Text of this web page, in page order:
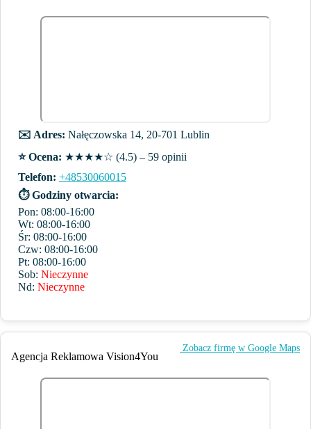
✉️ Adres: Nałęczowska 14, 20-701 Lublin
⭐️ Ocena: ★★★★☆ (4.5) – 59 opinii
Telefon: +48530060015
⏱ Godziny otwarcia:
Pon: 08:00-16:00
Wt: 08:00-16:00
Śr: 08:00-16:00
Czw: 08:00-16:00
Pt: 08:00-16:00
Sob: Nieczynne
Nd: Nieczynne
Agencja Reklamowa Vision4You
️ Zobacz firmę w Google Maps